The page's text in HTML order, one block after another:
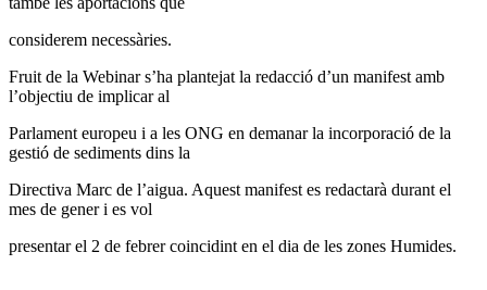
considerem necessàries.
Fruit de la Webinar s’ha plantejat la redacció d’un manifest amb
l’objectiu de implicar al
Parlament europeu i a les ONG en demanar la incorporació de la
gestió de sediments dins la
Directiva Marc de l’aigua. Aquest manifest es redactarà durant el
mes de gener i es vol
presentar el 2 de febrer coincidint en el dia de les zones Humides.